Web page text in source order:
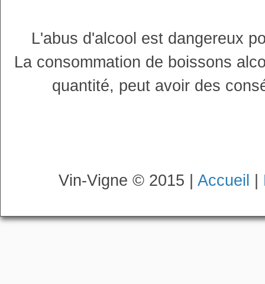
L'abus d'alcool est dangereux
La consommation de boissons
quantité, peut avoir des
Vin-Vigne © 2015 | Accueil